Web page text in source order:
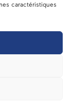
caractéristiques